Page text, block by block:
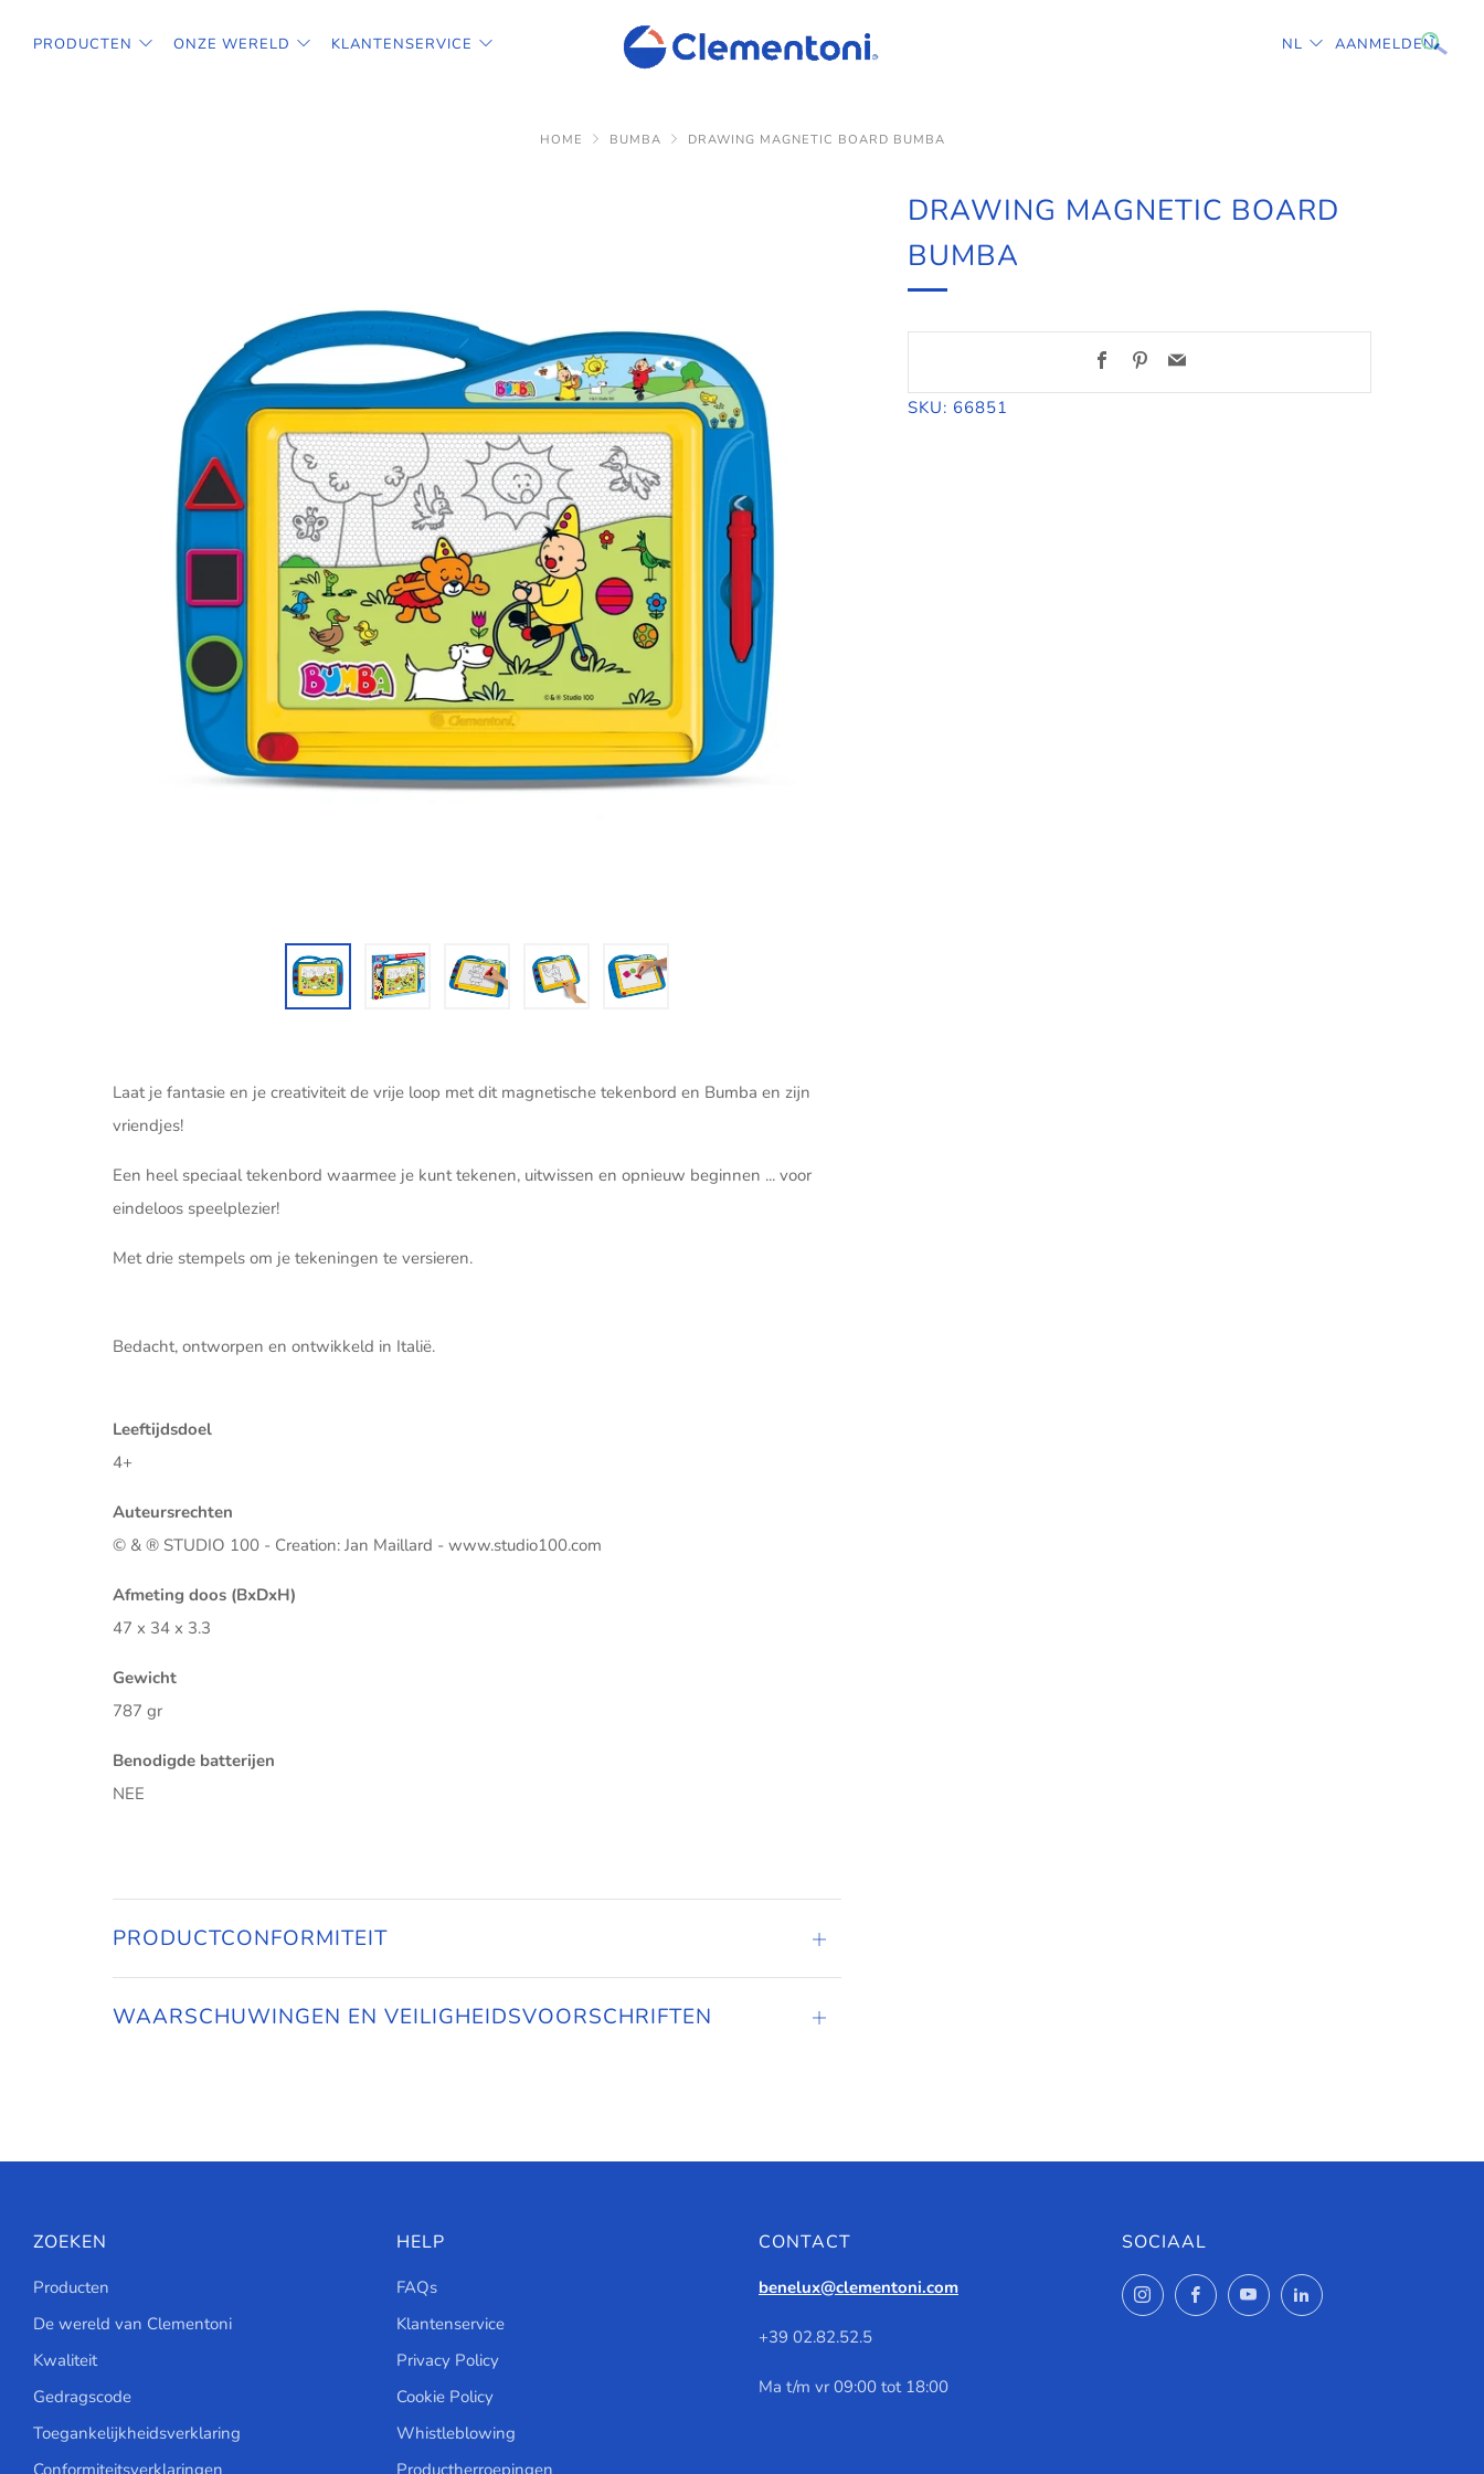
PRODUCTEN ONZE WERELD KLANTENSERVICE TAAL
NL AANMELDEN
HOME BUMBA DRAWING MAGNETIC BOARD BUMBA
DRAWING MAGNETIC BOARD
BUMBA
FacebookPinterest
Email
SKU: 66851
Laat je fantasie en je creativiteit de vrije loop met dit magnetische tekenbord en Bumba en zijn
vriendjes!
Een heel speciaal tekenbord waarmee je kunt tekenen, uitwissen en opnieuw beginnen ... voor
eindeloos speelplezier!
Met drie stempels om je tekeningen te versieren.
Bedacht, ontworpen en ontwikkeld in Italië.
Leeftijdsdoel
4+
Auteursrechten
© & ® STUDIO 100 - Creation: Jan Maillard - www.studio100.com
Afmeting doos (BxDxH)
47 x 34 x 3.3
Gewicht
787 gr
Benodigde batterijen
NEE
PRODUCTCONFORMITEIT PRODUCTCONFORMITEIT
WAARSCHUWINGEN EN VEILIGHEIDSVOORSCHRIFTEN
Tabblad
ZOEKEN
Producten
De wereld van Clementoni
Kwaliteit
Gedragscode
Toegankelijkheidsverklaring
Conformiteitsverklaringen
HELP
FAQs
Klantenservice
Privacy Policy
Cookie Policy
Whistleblowing
Productherroepingen
CONTACT
benelux@clementoni.com
+39 02.82.52.5
Ma t/m vr 09:00 tot 18:00
SOCIAAL
InstagramFacebookYouTubeLinkedIn